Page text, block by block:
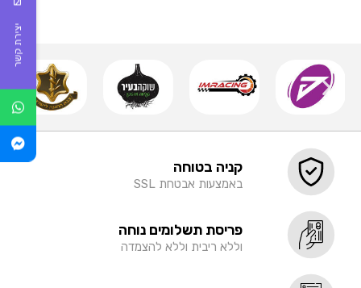
קניה בטוחה
באמצעות אבטחת SSL
פריסת תשלומים נוחה
וללא ריבית וללא להצמדה
יצירת קשר